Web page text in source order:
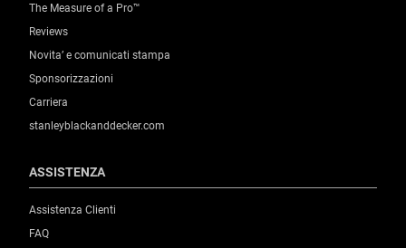
The Measure of a Pro™
Reviews
Novita’ e comunicati stampa
Sponsorizzazioni
Carriera
stanleyblackanddecker.com
ASSISTENZA
Assistenza Clienti
FAQ